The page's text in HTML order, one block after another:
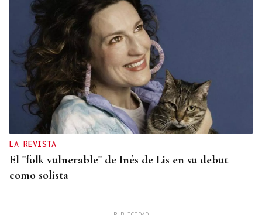
LA REVISTA
El "folk vulnerable" de Inés de Lis en su debut
como solista